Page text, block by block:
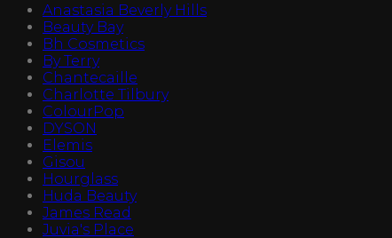
Anastasia Beverly Hills
Beauty Bay
Bh Cosmetics
By Terry
Chantecaille
Charlotte Tilbury
ColourPop
DYSON
Elemis
Gisou
Hourglass
Huda Beauty
James Read
Juvia's Place